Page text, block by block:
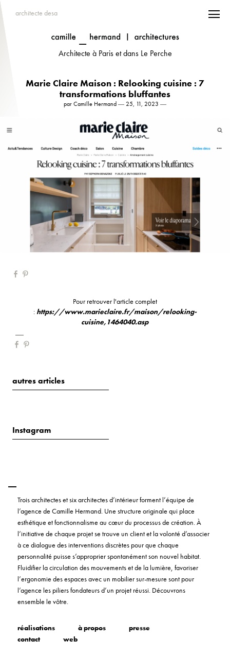
architecte desa
Architecte à Paris et dans Le Perche
Marie Claire Maison : Relooking cuisine : 7
transformations bluffantes
par Camille Hermand ― 25, 11, 2023 ―
Pour retrouver l'article complet
: https://www.marieclaire.fr/maison/relooking-
cuisine,1464040.asp
autres articles
Instagram
Trois architectes et six architectes d’intérieur forment l’équipe de
l’agence de Camille Hermand. Une structure originale qui place
esthétique et fonctionnalisme au cœur du processus de création. À
l’initiative de chaque projet se trouve un client et la volonté d’associer
à ce dialogue des interventions discrètes pour que chaque
personnalité puisse s’approprier spontanément son nouvel habitat.
Fluidifier la circulation des mouvements et de la lumière, favoriser
l’ergonomie des espaces avec un mobilier sur-mesure sont pour
l’agence les piliers fondateurs d’un projet réussi. Découvrons
ensemble le vôtre.
réalisations à propos
presse
contact
web